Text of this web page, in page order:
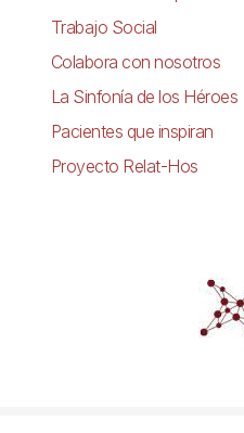
Trabajo Social
Colabora con nosotros
La Sinfonía de los Héroes
Pacientes que inspiran
Proyecto Relat-Hos